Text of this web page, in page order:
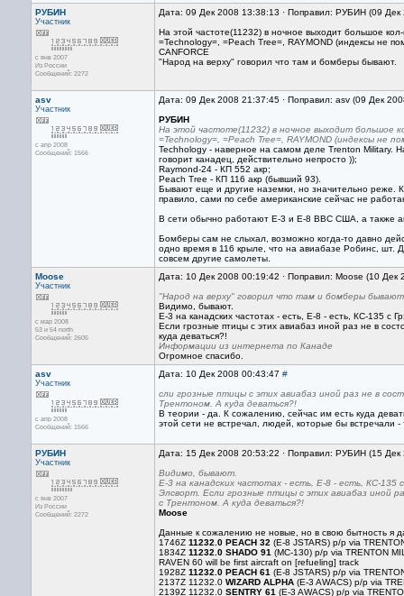
РУБИН
Участник
с янв 2007
Из России
Сообщений: 2272
Дата: 09 Дек 2008 13:38:13 · Поправил: РУБИН (09
На этой частоте(11232) в ночное выходит большое
=Technology=, =Peach Tree=, RAYMOND (индексы не
CANFORCE
"Народ на верху" говорил что там и бомберы бывают.
asv
Участник
с апр 2008
Сообщений: 1566
Дата: 09 Дек 2008 21:37:45 · Поправил: asv (09 Дек
РУБИН
На этой частоте(11232) в ночное выходит большое
=Technology=, =Peach Tree=, RAYMOND (индексы не
Techhology - наверное на самом деле Trenton Military.
говорит канадец, действительно непросто ));
Raymond-24 - КП 552 акр;
Peach Tree - КП 116 акр (бывший 93).
Бывают еще и другие наземки, но значительно реже.
правило, сами по себе американские сейчас не
В сети обычно работают Е-3 и E-8 ВВС США, а также
Бомберы сам не слыхал, возможно когда-то давно
одно время в 116 крыле, что на авиабазе Робинс, шт.
совсем другие самолеты.
Moose
Участник
с мар 2008
53 и 54 north
Сообщений: 2605
Дата: 10 Дек 2008 00:19:42 · Поправил: Moose (10 Дек
"Народ на верху" говорил что там и бомберы
Видимо, бывают.
Е-3 на канадских частотах - есть, Е-8 - есть, КС-135
Если грозные птицы с этих авиабаз иной раз не в
куда деваться?!
Информации из интернета по Канаде
Огромное спасибо.
asv
Участник
с апр 2008
Сообщений: 1566
Дата: 10 Дек 2008 00:43:47 #
сли грозные птицы с этих авиабаз иной раз не в
Трентоном. А куда деваться?!
В теории - да. К сожалению, сейчас им есть куда
этой сети не встречал, людей, которые бы встречали
РУБИН
Участник
с янв 2007
Из России
Сообщений: 2272
Дата: 15 Дек 2008 20:53:22 · Поправил: РУБИН (15
Видимо, бывают.
Е-3 на канадских частотах - есть, Е-8 - есть, КС-
Элсворт. Если грозные птицы с этих авиабаз иной
с Трентоном. А куда деваться?!
Moose
Данные к сожалению не новые, но в свою бытность я
1746Z 11232.0 PEACH 32 (E-8 JSTARS) p/p via
1834Z 11232.0 SHADO 91 (MC-130) p/p via TRENTON
RAVEN 60 will be first aircraft on [refueling] track
1928Z 11232.0 PEACH 61 (E-8 JSTARS) p/p via
2137Z 11232.0 WIZARD ALPHA (E-3 AWACS) p/p via
2139Z 11232.0 SENTRY 61 (E-3 AWACS) p/p via